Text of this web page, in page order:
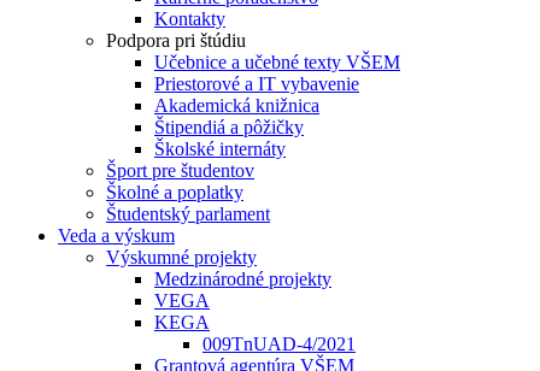
Kontakty
Podpora pri štúdiu
Učebnice a učebné texty VŠEM
Priestorové a IT vybavenie
Akademická knižnica
Štipendiá a pôžičky
Školské internáty
Šport pre študentov
Školné a poplatky
Študentský parlament
Veda a výskum
Výskumné projekty
Medzinárodné projekty
VEGA
KEGA
009TnUAD-4/2021
Grantová agentúra VŠEM